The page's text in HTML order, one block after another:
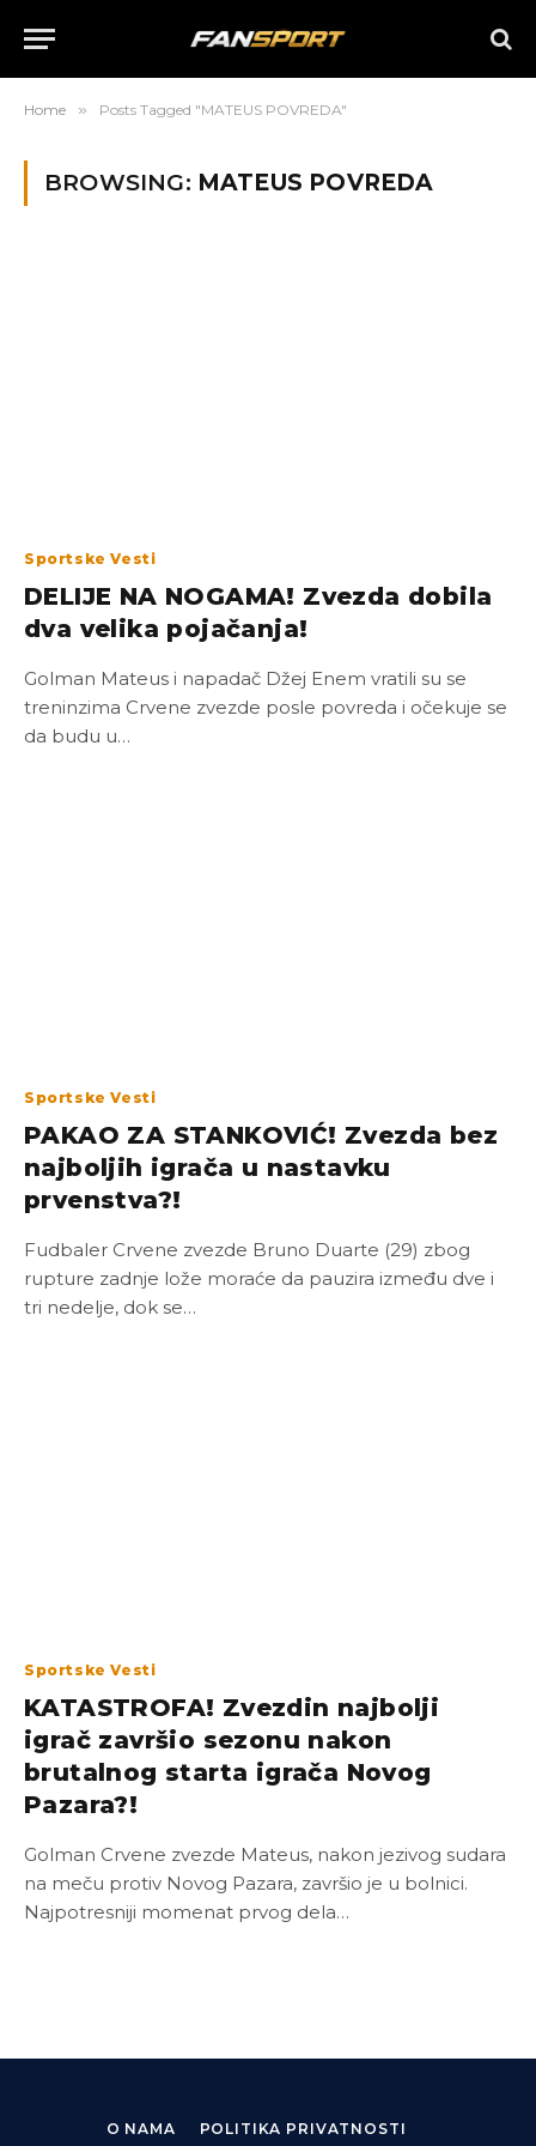
Home » Posts Tagged "MATEUS POVREDA"
BROWSING: MATEUS POVREDA
Sportske Vesti
DELIJE NA NOGAMA! Zvezda dobila
dva velika pojačanja!
Golman Mateus i napadač Džej Enem vratili su se
treninzima Crvene zvezde posle povreda i očekuje se
da budu u…
Sportske Vesti
PAKAO ZA STANKOVIĆ! Zvezda bez
najboljih igrača u nastavku
prvenstva?!
Fudbaler Crvene zvezde Bruno Duarte (29) zbog
rupture zadnje lože moraće da pauzira između dve i
tri nedelje, dok se…
Sportske Vesti
KATASTROFA! Zvezdin najbolji
igrač završio sezonu nakon
brutalnog starta igrača Novog
Pazara?!
Golman Crvene zvezde Mateus, nakon jezivog sudara
na meču protiv Novog Pazara, završio je u bolnici.
Najpotresniji momenat prvog dela…
O NAMA POLITIKA PRIVATNOSTI